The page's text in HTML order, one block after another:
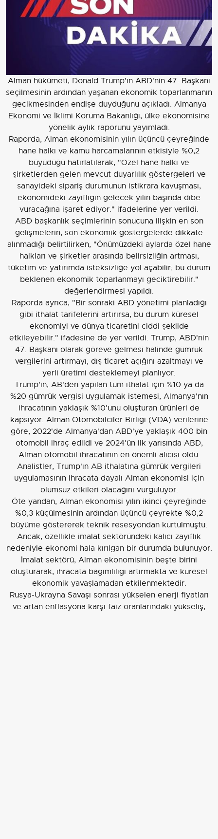
Alman hükümeti, Donald Trump'ın ABD'nin 47. Başkanı
seçilmesinin ardından yaşanan ekonomik toparlanmanın
gecikmesinden endişe duyduğunu açıkladı. Almanya
Ekonomi ve İklimi Koruma Bakanlığı, ülke ekonomisine
yönelik aylık raporunu yayımladı.
Raporda, Alman ekonomisinin yılın üçüncü çeyreğinde
hane halkı ve kamu harcamalarının etkisiyle %0,2
büyüdüğü hatırlatılarak, "Özel hane halkı ve
şirketlerden gelen mevcut duyarlılık göstergeleri ve
sanayideki sipariş durumunun istikrara kavuşması,
ekonomideki zayıflığın gelecek yılın başında dibe
vuracağına işaret ediyor." ifadelerine yer verildi.
ABD başkanlık seçimlerinin sonucuna ilişkin en son
gelişmelerin, son ekonomik göstergelerde dikkate
alınmadığı belirtilirken, "Önümüzdeki aylarda özel hane
halkları ve şirketler arasında belirsizliğin artması,
tüketim ve yatırımda isteksizliğe yol açabilir; bu durum
beklenen ekonomik toparlanmayı geciktirebilir."
değerlendirmesi yapıldı.
Raporda ayrıca, "Bir sonraki ABD yönetimi planladığı
gibi ithalat tarifelerini artırırsa, bu durum küresel
ekonomiyi ve dünya ticaretini ciddi şekilde
etkileyebilir." ifadesine de yer verildi. Trump, ABD'nin
47. Başkanı olarak göreve gelmesi halinde gümrük
vergilerini artırmayı, dış ticaret açığını azaltmayı ve
yerli üretimi desteklemeyi planlıyor.
Trump'ın, AB'den yapılan tüm ithalat için %10 ya da
%20 gümrük vergisi uygulamak istemesi, Almanya'nın
ihracatının yaklaşık %10'unu oluşturan ürünleri de
kapsıyor. Alman Otomobilciler Birliği (VDA) verilerine
göre, 2022'de Almanya'dan ABD'ye yaklaşık 400 bin
otomobil ihraç edildi ve 2024'ün ilk yarısında ABD,
Alman otomobil ihracatının en önemli alıcısı oldu.
Analistler, Trump'ın AB ithalatına gümrük vergileri
uygulamasının ihracata dayalı Alman ekonomisi için
olumsuz etkileri olacağını vurguluyor.
Öte yandan, Alman ekonomisi yılın ikinci çeyreğinde
%0,3 küçülmesinin ardından üçüncü çeyrekte %0,2
büyüme göstererek teknik resesyondan kurtulmuştu.
Ancak, özellikle imalat sektöründeki kalıcı zayıflık
nedeniyle ekonomi hala kırılgan bir durumda bulunuyor.
İmalat sektörü, Alman ekonomisinin beşte birini
oluşturarak, ihracata bağımlılığı artırmakta ve küresel
ekonomik yavaşlamadan etkilenmektedir.
Rusya-Ukrayna Savaşı sonrası yükselen enerji fiyatları
ve artan enflasyona karşı faiz oranlarındaki yükseliş,